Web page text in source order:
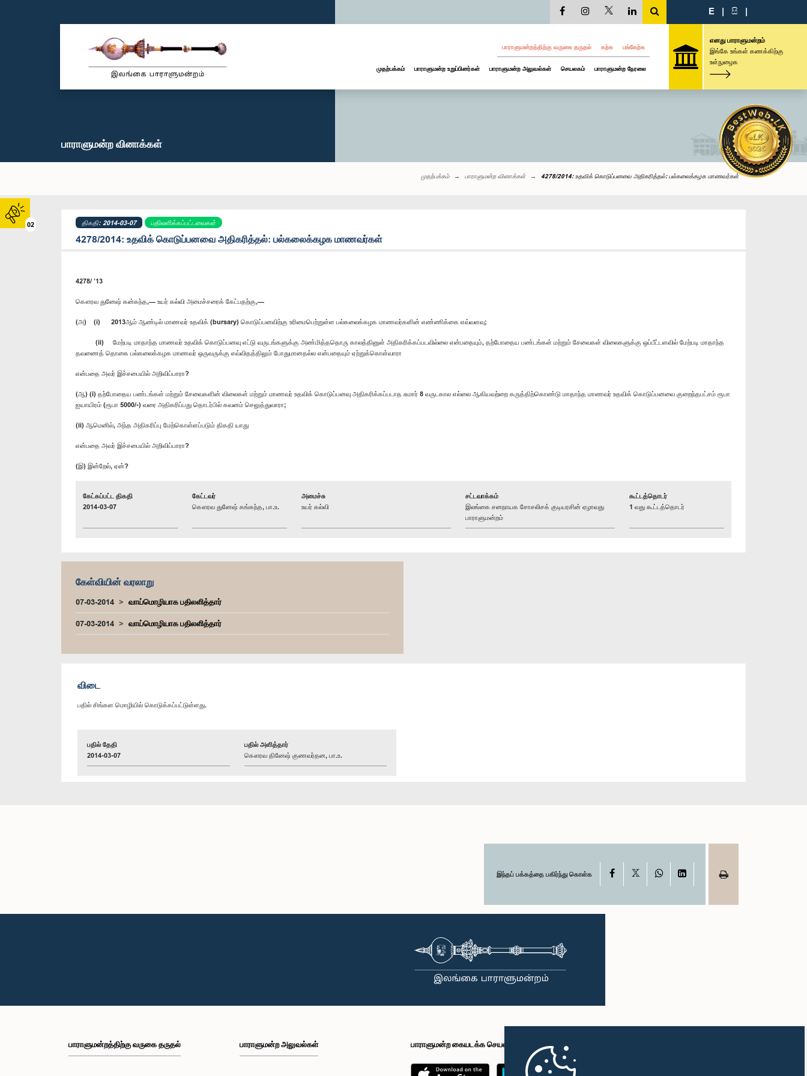
02
E | සි |
பாராளுமன்றத்திற்கு வருகை தருதல் கற்க பங்கேற்க
முதற்பக்கம் பாராளுமன்ற உறுப்பினர்கள் பாராளுமன்ற அலுவல்கள் செயலகம் பாராளுமன்ற நேரலை
எனது பாராளுமன்றம்
இங்கே உங்கள் கணக்கிற்கு
உள்நுழைக
பாராளுமன்ற வினாக்கள்
முதற்பக்கம் பாராளுமன்ற வினாக்கள் 4278/2014: உதவிக் கொடுப்பனவை அதிகரித்தல்: பல்கலைக்கழக மாணவர்கள்
திகதி: 2014-03-07 பதிலளிக்கப்பட்டவைகள்
4278/2014: உதவிக் கொடுப்பனவை அதிகரித்தல்: பல்கலைக்கழக மாணவர்கள்
4278/ ’13
கௌரவ துனேஷ் கன்கந்த,— உயர் கல்வி அமைச்சரைக் கேட்பதற்கு,—
(அ) (i) 2013ஆம் ஆண்டில் மாணவர் உதவிக் (bursary) கொடுப்பனவிற்கு உரிமைபெற்றுள்ள பல்கலைக்கழக மாணவர்களின் எண்ணிக்கை எவ்வளவு;
(ii) மேற்படி மாதாந்த மாணவர் உதவிக் கொடுப்பனவு எட்டு வருடங்களுக்கு அண்மித்ததொரு காலத்தினுள் அதிகரிக்கப்படவில்லை என்பதையும், தற்போதைய பண்டங்கள் மற்றும் சேவைகள் விலைகளுக்கு ஒப்பீட்டளவில் மேற்படி மாதாந்த
தவணைத் தொகை பல்கலைக்கழக மாணவர் ஒருவருக்கு எவ்விதத்திலும் போதுமானதல்ல என்பதையும் ஏற்றுக்கொள்வாரா
என்பதை அவர் இச்சபையில் அறிவிப்பாரா?
(ஆ) (i) தற்போதைய பண்டங்கள் மற்றும் சேவைகளின் விலைகள் மற்றும் மாணவர் உதவிக் கொடுப்பனவு அதிகரிக்கப்படாத சுமார் 8 வருடகால எல்லை ஆகியவற்றை கருத்திற்கொண்டு மாதாந்த மாணவர் உதவிக் கொடுப்பனவை குறைந்தபட்சம் ரூபா
ஐயாயிரம் (ரூபா 5000/-) வரை அதிகரிப்பது தொடர்பில் கவனம் செலுத்துவாரா;
(ii) ஆமெனில், அந்த அதிகரிப்பு மேற்கொள்ளப்படும் திகதி யாது
என்பதை அவர் இச்சபையில் அறிவிப்பாரா?
(இ) இன்றேல், ஏன்?
கேட்கப்பட்ட திகதி
2014-03-07
கேட்டவர்
கௌரவ துனேஷ் கங்கந்த, பா.உ.
அமைச்சு
உயர் கல்வி
சட்டவாக்கம்
இலங்கை சனநாயக சோசலிசக் குடியரசின் ஏழாவது
பாராளுமன்றம்
கூட்டத்தொடர்
1 வது கூட்டத்தொடர்
கேள்வியின் வரலாறு
07-03-2014
வாய்மொழியாக பதிலளித்தார்
07-03-2014
வாய்மொழியாக பதிலளித்தார்
விடை
பதில் சிங்கள மொழியில் கொடுக்கப்பட்டுள்ளது.
பதில் தேதி
2014-03-07
பதில் அளித்தார்
கௌரவ தினேஷ் குணவர்தன, பா.உ.
இந்தப் பக்கத்தை பகிர்ந்து கொள்க Facebook WhatsAppLinkedIn
பாராளுமன்றத்திற்கு வருகை தருதல் பாராளுமன்ற அலுவல்கள் பாராளுமன்ற கையடக்க செயலி